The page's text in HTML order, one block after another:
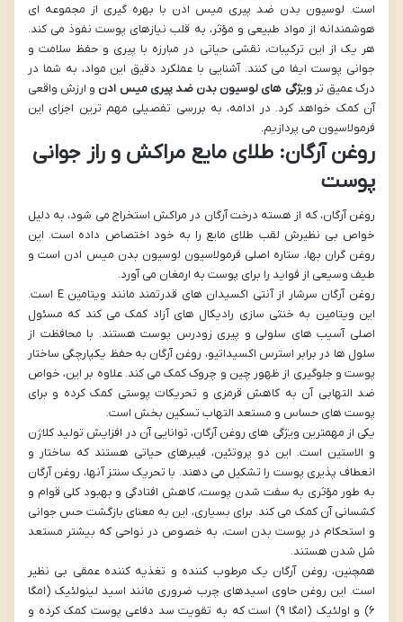
است. لوسیون بدن ضد پیری میس ادن با بهره گیری از مجموعه ای
هوشمندانه از مواد طبیعی و مؤثر، به قلب نیازهای پوست نفوذ می کند.
هر یک از این ترکیبات، نقشی حیاتی در مبارزه با پیری و حفظ سلامت و
جوانی پوست ایفا می کنند. آشنایی با عملکرد دقیق این مواد، به شما در
درک عمیق ترویژگی های لوسیون بدن ضد پیری میس ادن و ارزش واقعی
آن کمک خواهد کرد. در ادامه، به بررسی تفصیلی مهم ترین اجزای این
فرمولاسیون می پردازیم.
روغن آرگان: طلای مایع مراکش و راز جوانی
پوست
روغن آرگان، که از هسته درخت آرگان در مراکش استخراج می شود، به دلیل
خواص بی نظیرش لقب طلای مایع را به خود اختصاص داده است. این
روغن گران بها، ستاره اصلی فرمولاسیون لوسیون بدن میس ادن است و
طیف وسیعی از فواید را برای پوست به ارمغان می آورد.
روغن آرگان سرشار از آنتی اکسیدان های قدرتمند مانند ویتامین E است.
این ویتامین به خنثی سازی رادیکال های آزاد کمک می کند که مسئول
اصلی آسیب های سلولی و پیری زودرس پوست هستند. با محافظت از
سلول ها در برابر استرس اکسیداتیو، روغن آرگان به حفظ یکپارچگی ساختار
پوست و جلوگیری از ظهور چین و چروک کمک می کند. علاوه بر این، خواص
ضد التهابی آن به کاهش قرمزی و تحریکات پوستی کمک کرده و برای
پوست های حساس و مستعد التهاب تسکین بخش است.
یکی از مهمترین ویژگی های روغن آرگان، توانایی آن در افزایش تولید کلاژن
و الاستین است. این دو پروتئین، فیبرهای حیاتی هستند که ساختار و
انعطاف پذیری پوست را تشکیل می دهند. با تحریک سنتز آنها، روغن آرگان
به طور مؤثری به سفت شدن پوست، کاهش افتادگی و بهبود کلی قوام و
کشسانی آن کمک می کند. برای بسیاری، این به معنای بازگشت حس جوانی
و استحکام در پوست بدن است، به خصوص در نواحی که بیشتر مستعد
شل شدن هستند.
همچنین، روغن آرگان یک مرطوب کننده و تغذیه کننده عمقی بی نظیر
است. این روغن حاوی اسیدهای چرب ضروری مانند اسید لینولئیک (امگا
۶) و اولئیک (امگا ۹) است که به تقویت سد دفاعی پوست کمک کرده و